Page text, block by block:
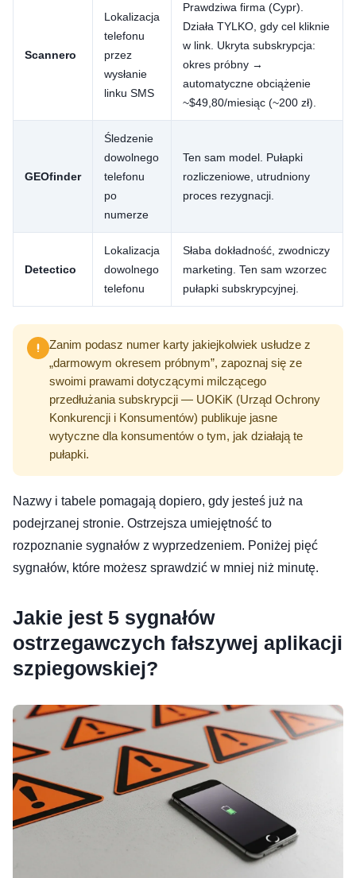
Scannero
Lokalizacja
telefonu
przez
wysłanie
linku SMS
Prawdziwa firma (Cypr).
Działa TYLKO, gdy cel kliknie
w link. Ukryta subskrypcja:
okres próbny →
automatyczne obciążenie
~$49,80/miesiąc (~200 zł).
GEOfinder
Śledzenie
dowolnego
telefonu
po
numerze
Ten sam model. Pułapki
rozliczeniowe, utrudniony
proces rezygnacji.
Detectico
Lokalizacja
dowolnego
telefonu
Słaba dokładność, zwodniczy
marketing. Ten sam wzorzec
pułapki subskrypcyjnej.
Zanim podasz numer karty jakiejkolwiek usłudze z
„darmowym okresem próbnym”, zapoznaj się ze
swoimi prawami dotyczącymi milczącego
przedłużania subskrypcji — UOKiK (Urząd Ochrony
Konkurencji i Konsumentów) publikuje jasne
wytyczne dla konsumentów o tym, jak działają te
pułapki.
Nazwy i tabele pomagają dopiero, gdy jesteś już na
podejrzanej stronie. Ostrzejsza umiejętność to
rozpoznanie sygnałów z wyprzedzeniem. Poniżej pięć
sygnałów, które możesz sprawdzić w mniej niż minutę.
Jakie jest 5 sygnałów
ostrzegawczych fałszywej aplikacji
szpiegowskiej?